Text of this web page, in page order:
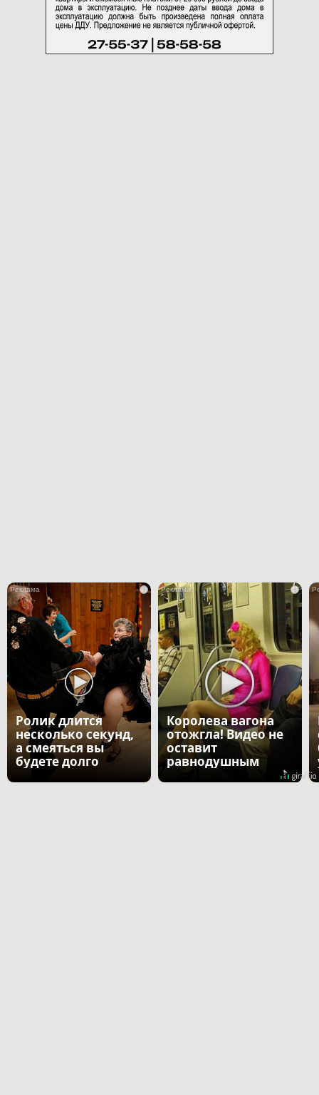
i
Ролик длится
несколько секунд,
а смеяться вы
будете долго
i
Королева вагона
отожгла! Видео не
оставит
равнодушным